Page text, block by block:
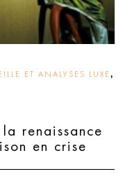
ET ANALYSES LUXE ,
renaissance
en crise